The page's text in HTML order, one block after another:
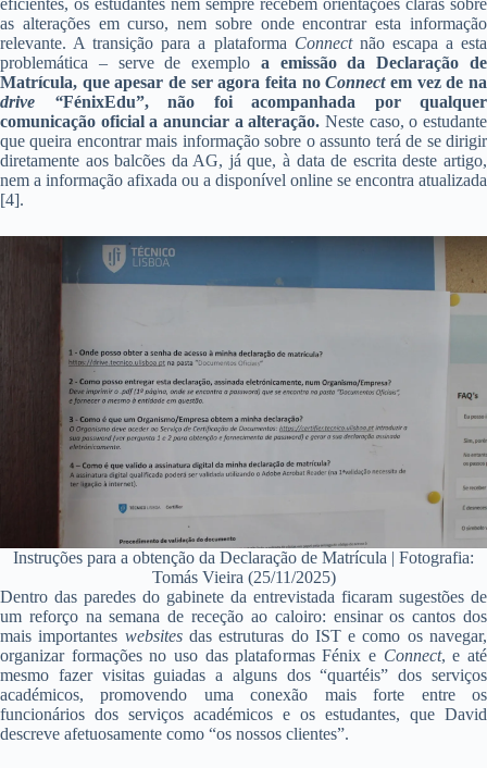
as alterações em curso, nem sobre onde encontrar esta informação
relevante. A transição para a plataforma Connectnão escapa a esta
problemática – serve de exemplo a emissão da Declaração de
Matrícula, que apesar de ser agora feita noConnectem vez de na
drive “FénixEdu”, não foi acompanhada por qualquer
comunicação oficial a anunciar a alteração. Neste caso, o estudante
que queira encontrar mais informação sobre o assunto terá de se dirigir
diretamente aos balcões da AG, já que, à data de escrita deste artigo,
nem a informação afixada ou a disponível online se encontra atualizada
[4].
Instruções para a obtenção da Declaração de Matrícula | Fotografia:
Tomás Vieira (25/11/2025)
Dentro das paredes do gabinete da entrevistada ficaram sugestões de
um reforço na semana de receção ao caloiro: ensinar os cantos dos
mais importantes websitesdas estruturas do IST e como os navegar,
organizar formações no uso das plataformas Fénix e Connect, e até
mesmo fazer visitas guiadas a alguns dos “quartéis” dos serviços
académicos, promovendo uma conexão mais forte entre os
funcionários dos serviços académicos e os estudantes, que David
descreve afetuosamente como “os nossos clientes”.